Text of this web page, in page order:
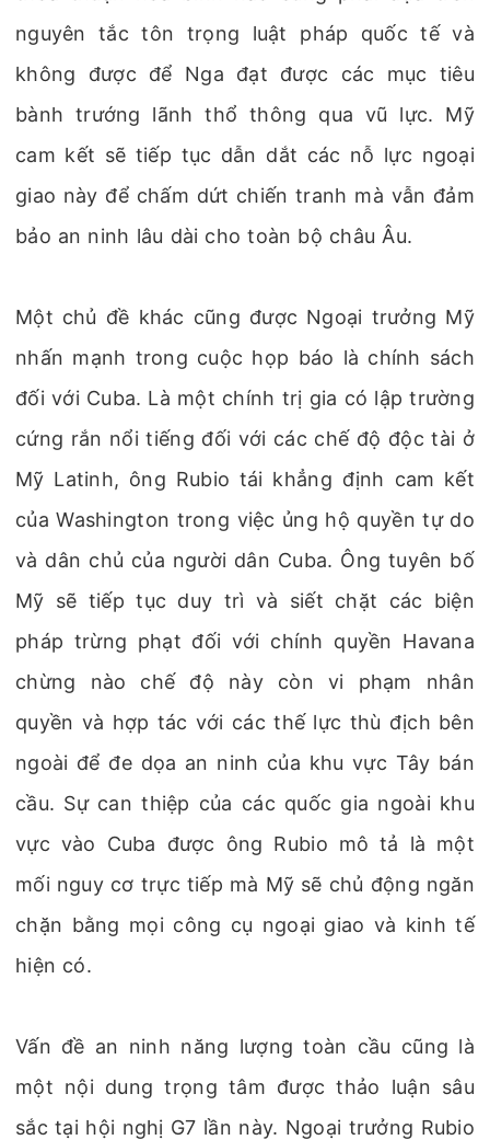
nguyên tắc tôn trọng luật pháp quốc tế và
không được để Nga đạt được các mục tiêu
bành trướng lãnh thổ thông qua vũ lực. Mỹ
cam kết sẽ tiếp tục dẫn dắt các nỗ lực ngoại
giao này để chấm dứt chiến tranh mà vẫn đảm
bảo an ninh lâu dài cho toàn bộ châu Âu.
Một chủ đề khác cũng được Ngoại trưởng Mỹ
nhấn mạnh trong cuộc họp báo là chính sách
đối với Cuba. Là một chính trị gia có lập trường
cứng rắn nổi tiếng đối với các chế độ độc tài ở
Mỹ Latinh, ông Rubio tái khẳng định cam kết
của Washington trong việc ủng hộ quyền tự do
và dân chủ của người dân Cuba. Ông tuyên bố
Mỹ sẽ tiếp tục duy trì và siết chặt các biện
pháp trừng phạt đối với chính quyền Havana
chừng nào chế độ này còn vi phạm nhân
quyền và hợp tác với các thế lực thù địch bên
ngoài để đe dọa an ninh của khu vực Tây bán
cầu. Sự can thiệp của các quốc gia ngoài khu
vực vào Cuba được ông Rubio mô tả là một
mối nguy cơ trực tiếp mà Mỹ sẽ chủ động ngăn
chặn bằng mọi công cụ ngoại giao và kinh tế
hiện có.
Vấn đề an ninh năng lượng toàn cầu cũng là
một nội dung trọng tâm được thảo luận sâu
sắc tại hội nghị G7 lần này. Ngoại trưởng Rubio